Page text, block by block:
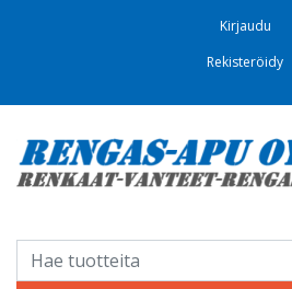
Kirjaudu
Rekisteröidy